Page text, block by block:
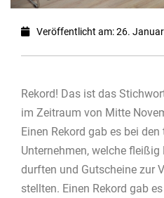
Veröffentlicht am: 26.
Rekord! Das ist das
im Zeitraum von Mitte
Einen Rekord gab es bei
Unternehmen, welche fleißig
durften und Gutscheine zur
stellten. Einen Rekord gab